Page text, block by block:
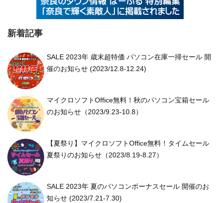
新着記事
SALE 2023年 歳末超特価 パソコン在庫一掃セール 開
催のお知らせ (2023/12.8-12.24)
マイクロソフトOffice無料！秋のパソコン宝箱セール
のお知らせ（2023/9.23-10.8）
【夏祭り】マイクロソフトOffice無料！タイムセール
夏祭りのお知らせ（2023/8.19-8.27）
SALE 2023年 夏のパソコンボーナスセール 開催のお
知らせ (2023/7.21-7.30)